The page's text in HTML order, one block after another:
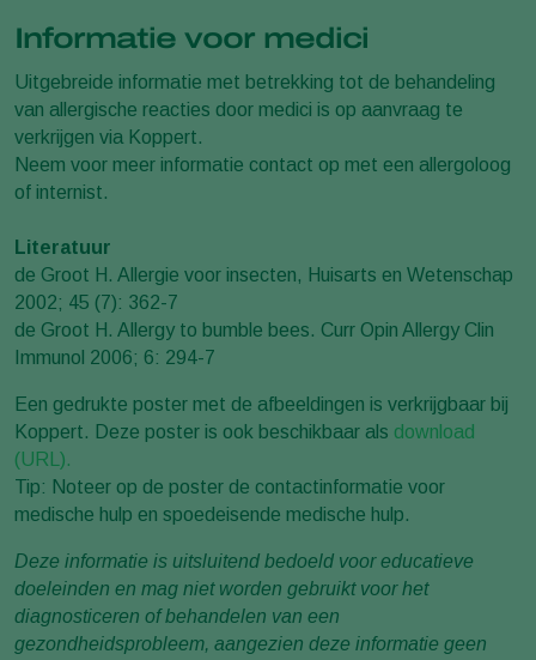
Informatie voor medici
Uitgebreide informatie met betrekking tot de behandeling
van allergische reacties door medici is op aanvraag te
verkrijgen via Koppert.
Neem voor meer informatie contact op met een allergoloog
of internist.
Literatuur
de Groot H. Allergie voor insecten, Huisarts en Wetenschap
2002; 45 (7): 362-7
de Groot H. Allergy to bumble bees. Curr Opin Allergy Clin
Immunol 2006; 6: 294-7
Een gedrukte poster met de afbeeldingen is verkrijgbaar bij
Koppert. Deze poster is ook beschikbaar als download
(URL).
Tip: Noteer op de poster de contactinformatie voor
medische hulp en spoedeisende medische hulp.
Deze informatie is uitsluitend bedoeld voor educatieve
doeleinden en mag niet worden gebruikt voor het
diagnosticeren of behandelen van een
gezondheidsprobleem, aangezien deze informatie geen